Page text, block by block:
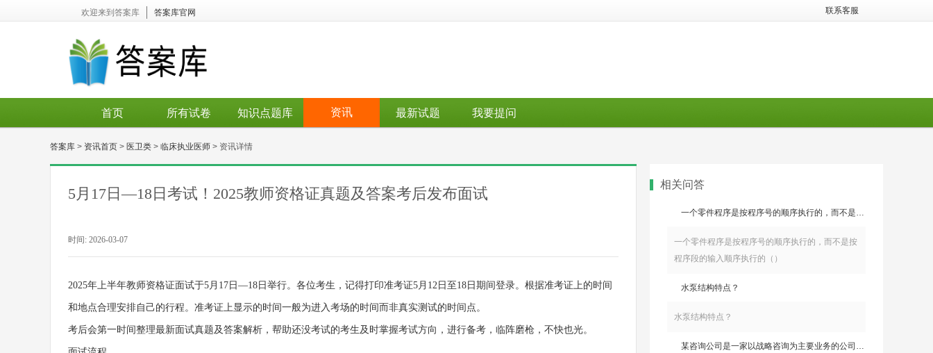
欢迎来到答案库 答案库官网 联系客服
首页 所有试卷 知识点题库 资讯 最新试题 我要提问
答案库 > 资讯首页 > 医卫类 > 临床执业医师 > 资讯详情
5月17日—18日考试！2025教师资格证真题及答案考后发布面试
时间: 2026-03-07
2025年上半年教师资格证面试于5月17日—18日举行。各位考生，记得打印准考证5月12日至18日期间登录。根据准考证上的时间
和地点合理安排自己的行程。准考证上显示的时间一般为进入考场的时间而非真实测试的时间点。
考后会第一时间整理最新面试真题及答案解析，帮助还没考试的考生及时掌握考试方向，进行备考，临阵磨枪，不快也光。
相关问答
一个零件程序是按程序号的顺序执行的，而不是按程序段的输入顺序执行的（）
一个零件程序是按程序号的顺序执行的，而不是按
程序段的输入顺序执行的（）
水泵结构特点？
水泵结构特点？
某咨询公司是一家以战略咨询为主要业务的公司，已有9年的发展历史。公司形成了强调冒险与革新的组织文化，提升